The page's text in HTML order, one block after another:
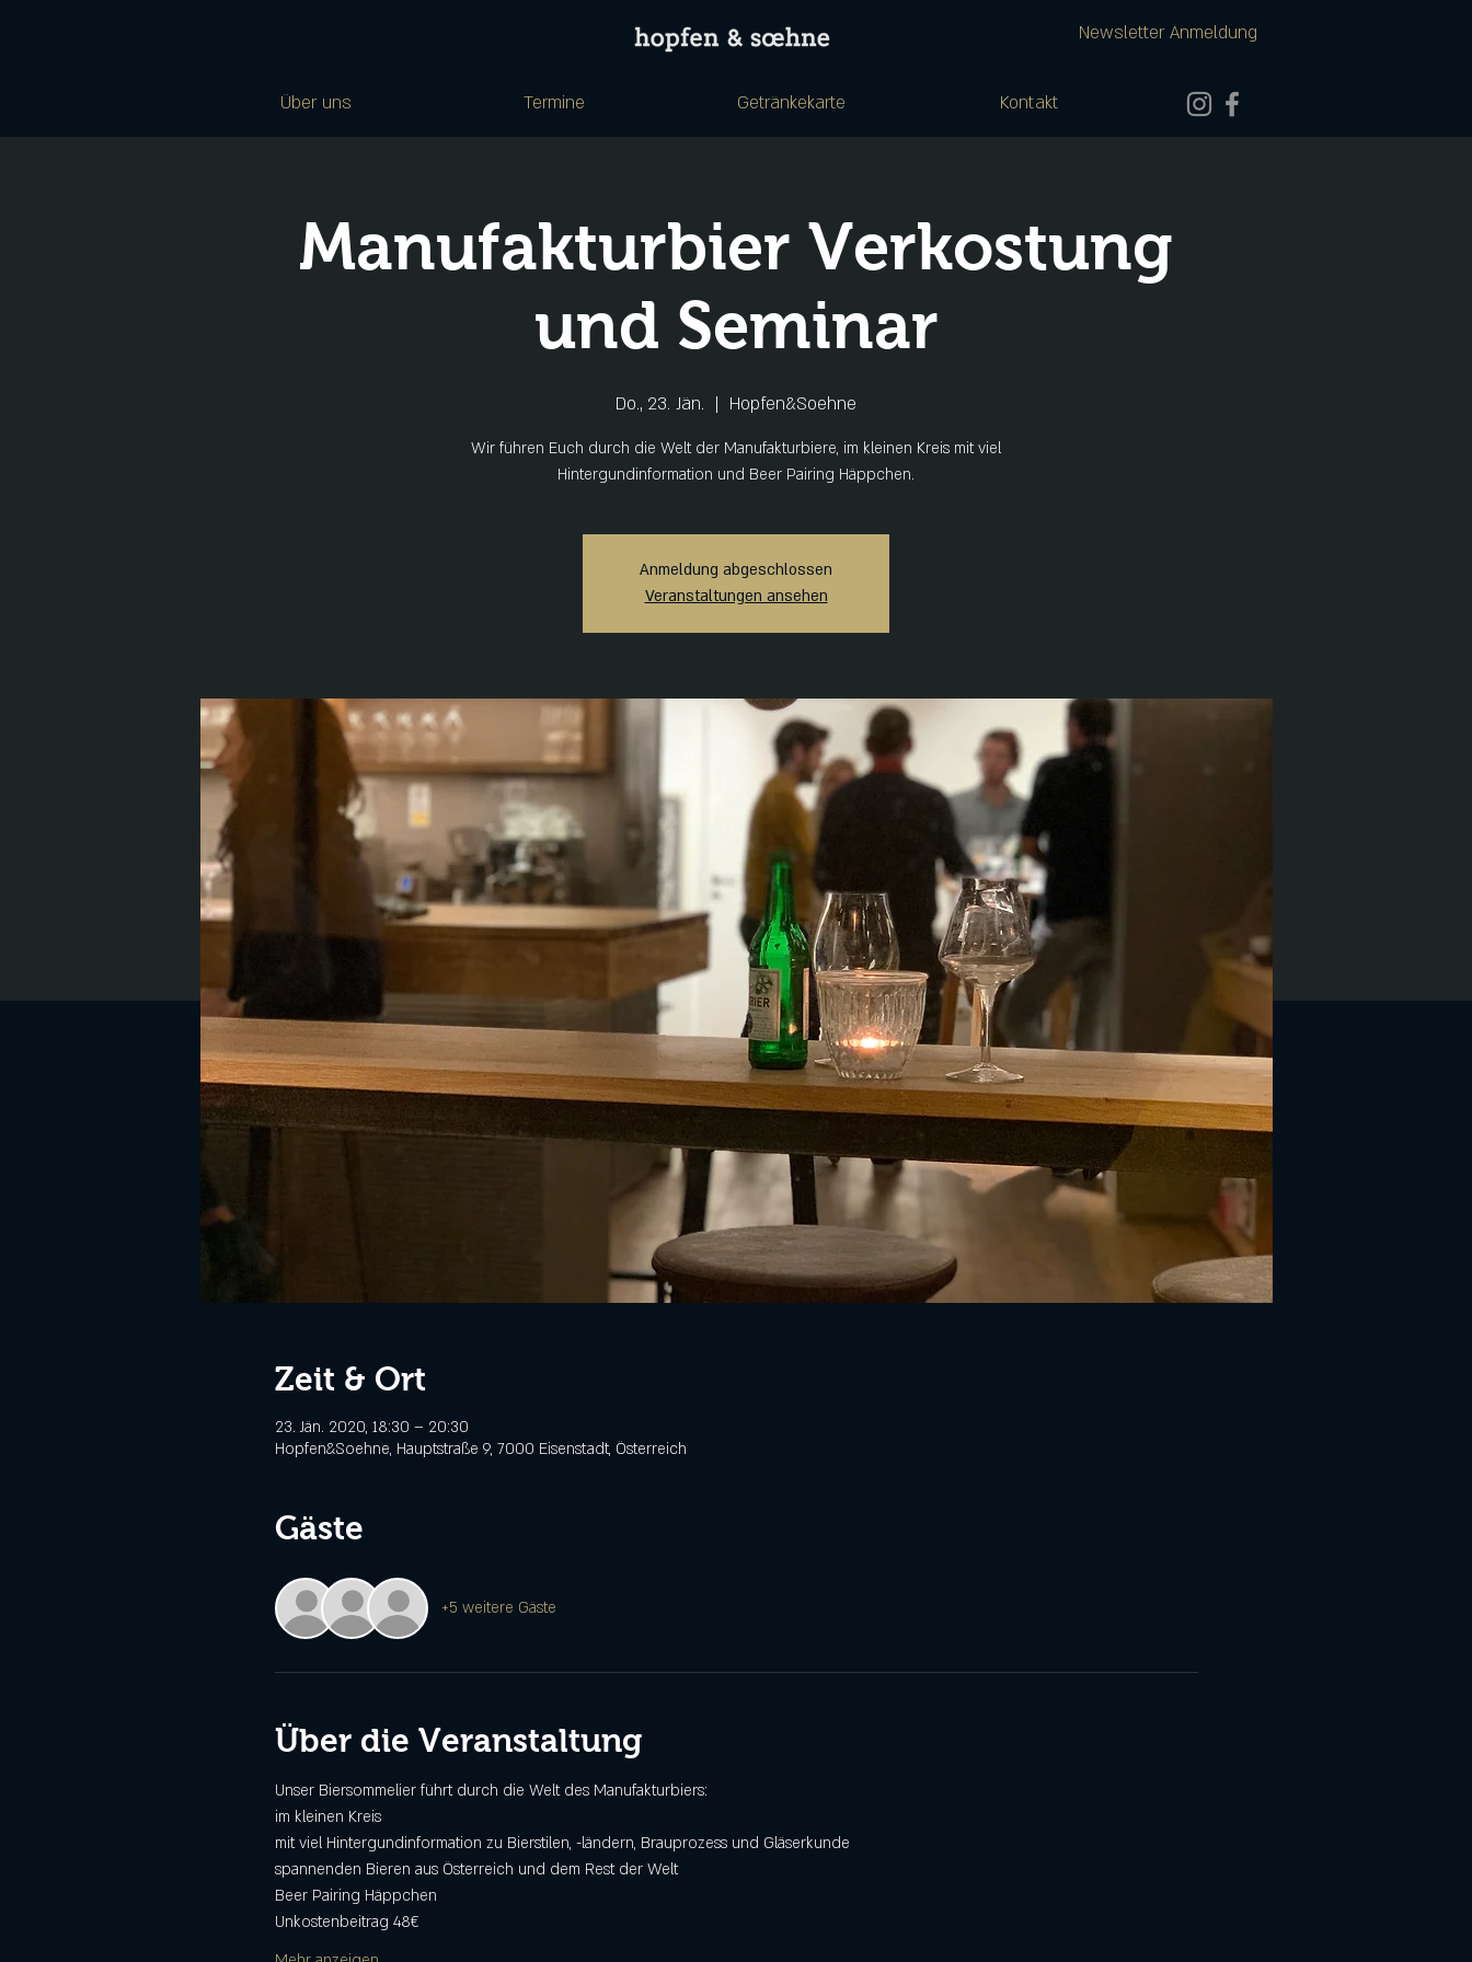
Newsletter Anmeldung
Über uns Termine Getränkekarte Kontakt
Manufakturbier Verkostung
und Seminar
Do., 23. Jän.
  |
Hopfen&Soehne
Wir führen Euch durch die Welt der Manufakturbiere, im kleinen Kreis mit viel
Hintergundinformation und Beer Pairing Häppchen.
Anmeldung abgeschlossen
Veranstaltungen ansehen
Zeit & Ort
23. Jän. 2020, 18:30 – 20:30
Hopfen&Soehne, Hauptstraße 9, 7000 Eisenstadt, Österreich
Gäste
+5 weitere Gäste
Über die Veranstaltung
Unser Biersommelier führt durch die Welt des Manufakturbiers:
im kleinen Kreis
mit viel Hintergundinformation zu Bierstilen, -ländern, Brauprozess und Gläserkunde
spannenden Bieren aus Österreich und dem Rest der Welt
Beer Pairing Häppchen
Unkostenbeitrag 48€